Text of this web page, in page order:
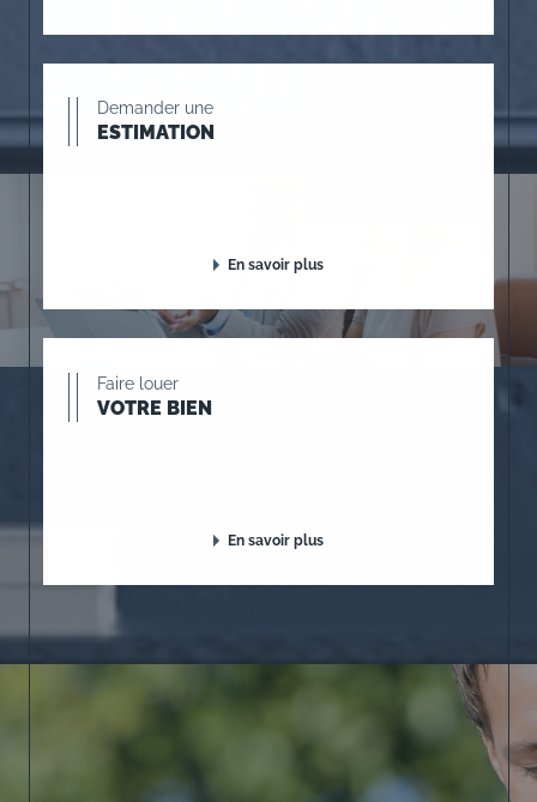
Demander une
ESTIMATION
En savoir plus
Faire louer
VOTRE BIEN
En savoir plus